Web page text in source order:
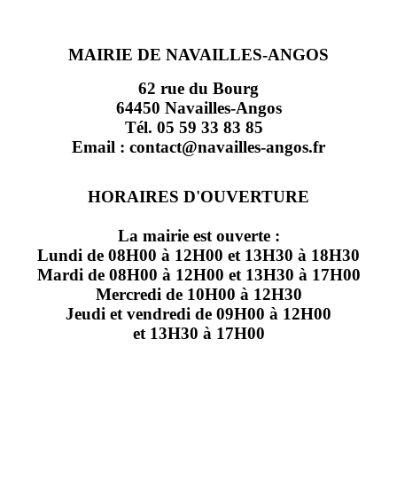
MAIRIE DE NAVAILLES-ANGOS
62 rue du Bourg
64450 Navailles-Angos
Tél. 05 59 33 83 85
Email : contact@navailles-angos.fr
HORAIRES D'OUVERTURE
La mairie est ouverte :
Lundi de 08H00 à 12H00 et 13H30 à 18H30
Mardi de 08H00 à 12H00 et 13H30 à 17H00
Mercredi de 10H00 à 12H30
Jeudi et vendredi de 09H00 à 12H00
et 13H30 à 17H00